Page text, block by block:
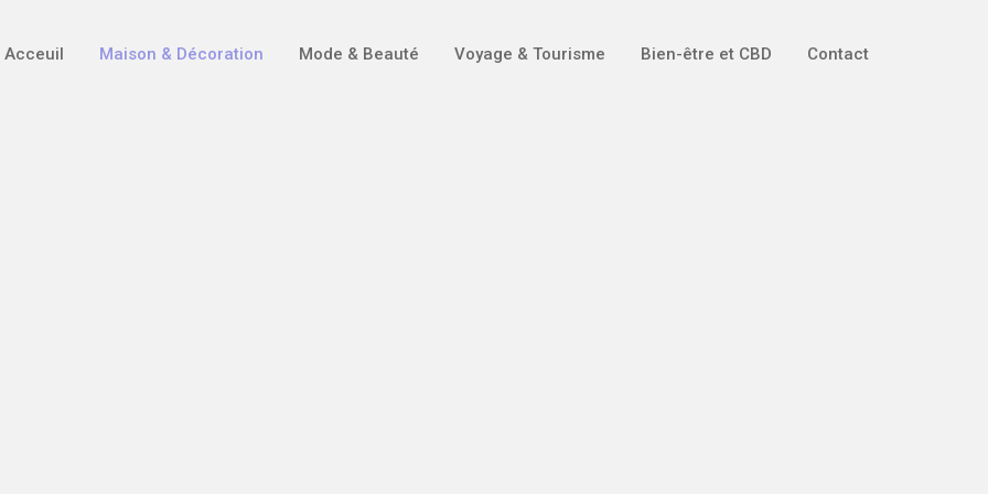
Acceuil Maison & Décoration Mode & Beauté Voyage & Tourisme Bien-être et CBD Contact